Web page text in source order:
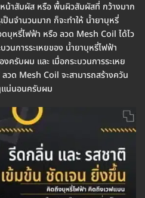
น้าสัมผัส หรือ พื้นผิวสัมผัสที่ กว้างมาก
นจำนวนมาก ก็จะทำให้ น้ำยาบุหรี่
บุหรี่ไฟฟ้า หรือ ลวด Mesh Coil ได้ไว
วนการระเหยของ น้ำยาบุหรี่ไฟฟ้า
ครับผม และ เมื่อกระบวนการระเหย
วด Mesh Coil จะสามารถสร้างควัน
แน่นอนครับผม